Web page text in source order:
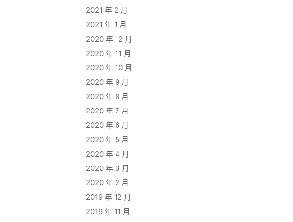
2021 年 2 月
2021 年 1 月
2020 年 12 月
2020 年 11 月
2020 年 10 月
2020 年 9 月
2020 年 8 月
2020 年 7 月
2020 年 6 月
2020 年 5 月
2020 年 4 月
2020 年 3 月
2020 年 2 月
2019 年 12 月
2019 年 11 月